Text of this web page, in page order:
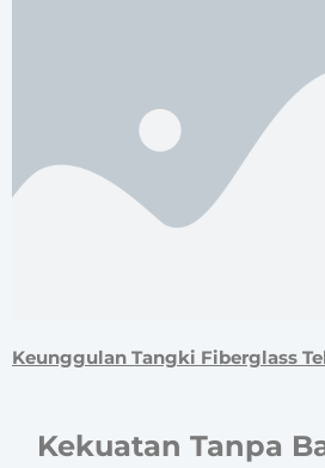
Keunggulan Tangki Fiberglass
Kekuatan Tanpa